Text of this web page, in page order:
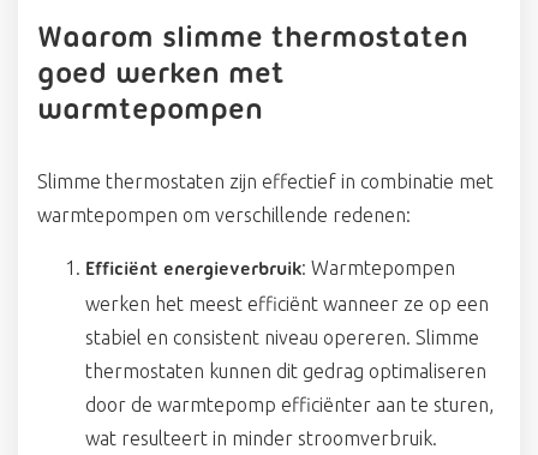
Waarom slimme thermostaten
goed werken met
warmtepompen
Slimme thermostaten zijn effectief in combinatie met
warmtepompen om verschillende redenen:
Efficiënt energieverbruik: Warmtepompen
werken het meest efficiënt wanneer ze op een
stabiel en consistent niveau opereren. Slimme
thermostaten kunnen dit gedrag optimaliseren
door de warmtepomp efficiënter aan te sturen,
wat resulteert in minder stroomverbruik.